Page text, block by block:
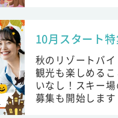
10月スタート
秋のリゾートバイ
観光も楽しめる
いなし！スキー
募集も開始します